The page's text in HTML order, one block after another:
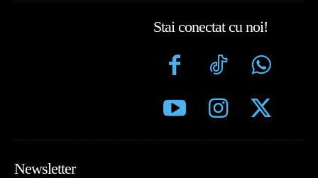
Stai conectat cu noi!
Newsletter